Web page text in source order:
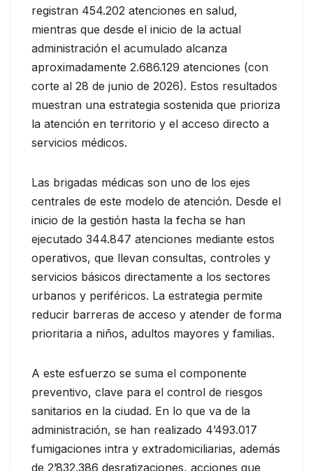
registran 454.202 atenciones en salud,
mientras que desde el inicio de la actual
administración el acumulado alcanza
aproximadamente 2.686.129 atenciones (con
corte al 28 de junio de 2026). Estos resultados
muestran una estrategia sostenida que prioriza
la atención en territorio y el acceso directo a
servicios médicos.
Las brigadas médicas son uno de los ejes
centrales de este modelo de atención. Desde el
inicio de la gestión hasta la fecha se han
ejecutado 344.847 atenciones mediante estos
operativos, que llevan consultas, controles y
servicios básicos directamente a los sectores
urbanos y periféricos. La estrategia permite
reducir barreras de acceso y atender de forma
prioritaria a niños, adultos mayores y familias.
A este esfuerzo se suma el componente
preventivo, clave para el control de riesgos
sanitarios en la ciudad. En lo que va de la
administración, se han realizado 4’493.017
fumigaciones intra y extradomiciliarias, además
de 2’832.386 desratizaciones, acciones que